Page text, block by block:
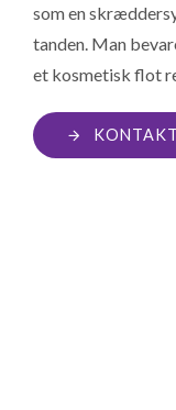
som en
tanden. Man
et kosmetisk flot